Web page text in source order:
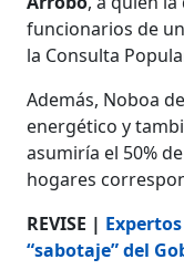
funcionarios de
la Consulta
Además, Noboa
energético y
asumiría el 50%
hogares
REVISE |
“sabotaje” del